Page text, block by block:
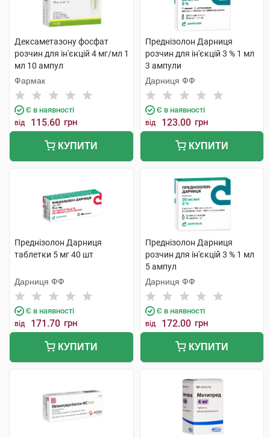
Дексаметазону фосфат
розчин для ін'єкцій 4 мг/мл 1
мл 10 ампул
Фармак
Є в наявності
від 115.60 грн
КУПИТИ
Преднізолон Дарниця
розчин для ін'єкцій 3 % 1 мл
3 ампули
Дарниця ФФ
Є в наявності
від 123.00 грн
КУПИТИ
Преднізолон Дарниця
таблетки 5 мг 40 шт
Дарниця ФФ
Є в наявності
від 171.70 грн
КУПИТИ
Преднізолон Дарниця
розчин для ін'єкцій 3 % 1 мл
5 ампул
Дарниця ФФ
Є в наявності
від 172.00 грн
КУПИТИ